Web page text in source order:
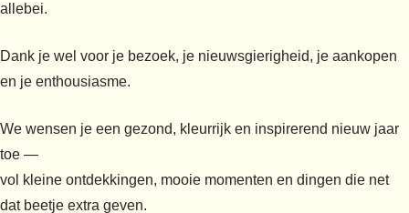
allebei.
Dank je wel voor je bezoek, je nieuwsgierigheid, je aankopen
en je enthousiasme.
We wensen je een gezond, kleurrijk en inspirerend nieuw jaar
toe —
vol kleine ontdekkingen, mooie momenten en dingen die net
dat beetje extra geven.